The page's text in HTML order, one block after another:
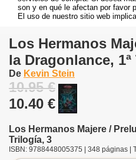
son y en qué le afectan por favor
El uso de nuestro sitio web
Los Hermanos
la Dragonlance,
De Kevin Stein
10.95 €
10.40 €
Los Hermanos Majere /
Trilogía, 3
ISBN: 9788448005375 | 348 páginas |